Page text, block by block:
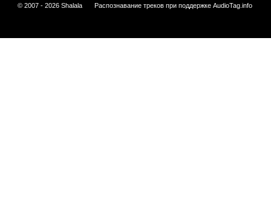
© 2007 - 2026 Shalala Распознавание треков при поддержке AudioTag.info